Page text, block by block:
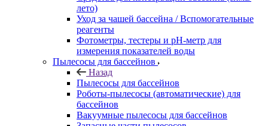
лето)
Уход за чашей бассейна / Вспомогательные
реагенты
Фотометры, тестеры и рН-метр для
измерения показателей воды
Пылесосы для бассейнов
Назад
Пылесосы для бассейнов
Роботы-пылесосы (автоматические) для
бассейнов
Вакуумные пылесосы для бассейнов